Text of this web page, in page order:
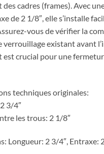
des cadres (frames). Avec
de 2 1/8″, elle s’installe
vous de vérifier la
verrouillage existant avant
est crucial pour une
techniques originales:
3/4″
les trous: 2 1/8″
Longueur: 2 3/4″, Entraxe: